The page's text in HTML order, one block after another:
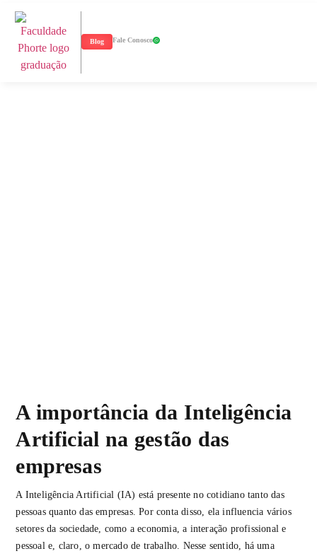
Blog Fale Conosco
A importância da Inteligência
Artificial na gestão das
empresas
A Inteligência Artificial (IA) está presente no cotidiano tanto das
pessoas quanto das empresas. Por conta disso, ela influencia vários
setores da sociedade, como a economia, a interação profissional e
pessoal e, claro, o mercado de trabalho. Nesse sentido, há uma